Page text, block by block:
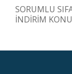
SORUMLU
İNDİRİM